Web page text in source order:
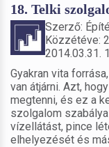
18. Telki
Szerző:
Közzétéve:
2014.03.31.
Gyakran vita
van átjárni. Azt,
megtenni, és ez a
szolgalom
vízellátást, pince
elhelyezését és